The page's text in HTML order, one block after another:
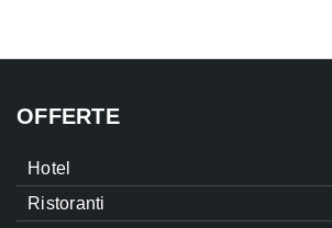
OFFERTE
Hotel
Ristoranti